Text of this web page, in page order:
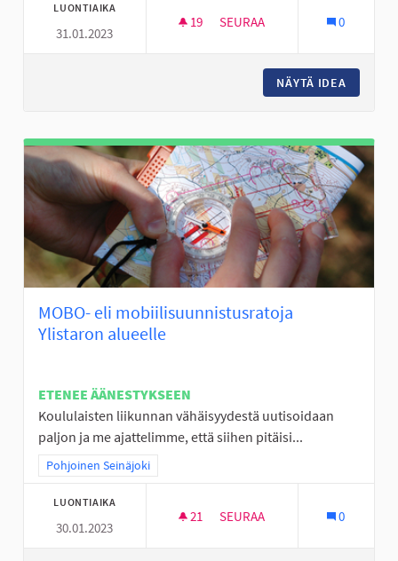
LUONTIAIKA
31.01.2023
19 19 SEURAAJAA
SEURAA 0
NÄYTÄ IDEA
MOBO- eli mobiilisuunnistusratoja
Ylistaron alueelle
ETENEE ÄÄNESTYKSEEN
Koululaisten liikunnan vähäisyydestä uutisoidaan
paljon ja me ajattelimme, että siihen pitäisi...
Rajaa tulokset teeman mukaan: Pohjoinen Seinäjoki
Pohjoinen Seinäjoki
LUONTIAIKA
30.01.2023
21 21 SEURAAJAA
SEURAA 0